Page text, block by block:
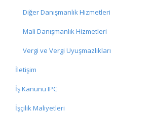
Diğer Danışmanlık Hizmetleri
Mali Danışmanlık Hizmetleri
Vergi ve Vergi Uyuşmazlıkları
İletişim
İş Kanunu IPC
İşçilik Maliyetleri